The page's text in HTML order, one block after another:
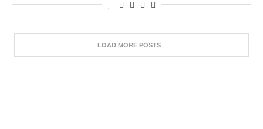
LOAD MORE POSTS